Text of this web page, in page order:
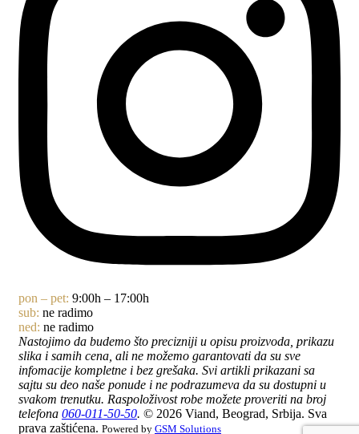
pon – pet: 9:00h – 17:00h
sub: ne radimo
ned: ne radimo
Nastojimo da budemo što precizniji u opisu proizvoda, prikazu
slika i samih cena, ali ne možemo garantovati da su sve
infomacije kompletne i bez grešaka. Svi artikli prikazani sa
sajtu su deo naše ponude i ne podrazumeva da su dostupni u
svakom trenutku. Raspoloživost robe možete proveriti na broj
telefona 060-011-50-50. © 2026 Viand, Beograd, Srbija. Sva
prava zaštićena. Powered by GSM Solutions